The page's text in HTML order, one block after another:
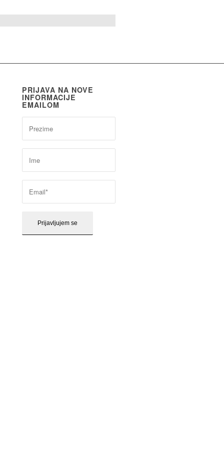
PRIJAVA NA NOVE
INFORMACIJE
EMAILOM